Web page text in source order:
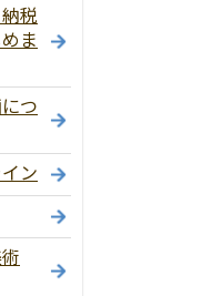
税
ま
つ
ン